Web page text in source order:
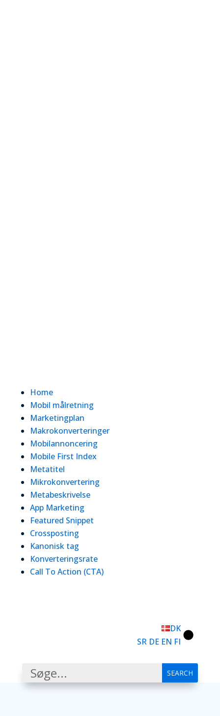
Home
Mobil målretning
Marketingplan
Makrokonverteringer
Mobilannoncering
Mobile First Index
Metatitel
Mikrokonvertering
Metabeskrivelse
App Marketing
Featured Snippet
Crossposting
Kanonisk tag
Konverteringsrate
Call To Action (CTA)
DK
SR DE EN FI